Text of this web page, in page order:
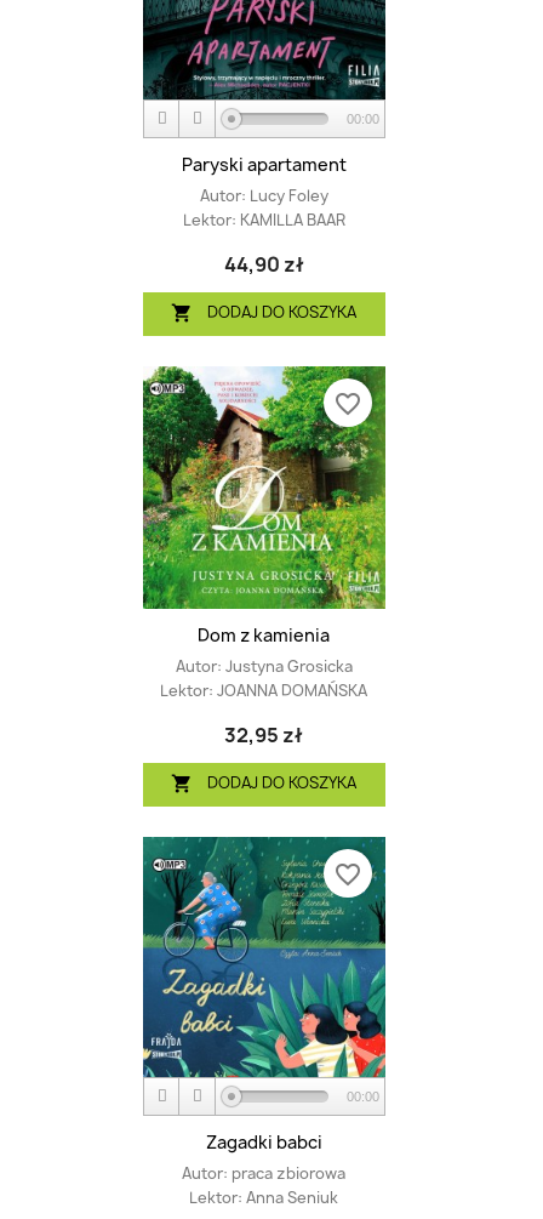
00:00
Paryski apartament
Autor: Lucy Foley
Lektor: KAMILLA BAAR
44,90 zł
 DODAJ DO KOSZYKA
Dom z kamienia
Autor: Justyna Grosicka
Lektor: JOANNA DOMAŃSKA
32,95 zł
 DODAJ DO KOSZYKA
favorite_border
00:00
Zagadki babci
Autor: praca zbiorowa
Lektor: Anna Seniuk
favorite_border